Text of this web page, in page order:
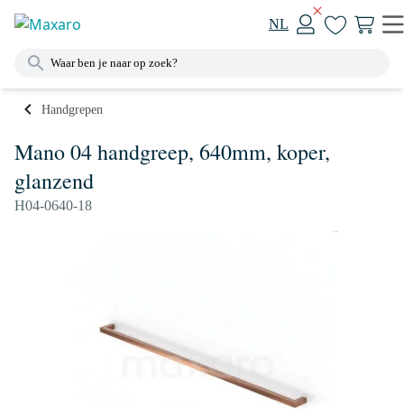
NL
Handgrepen
Mano 04 handgreep, 640mm, koper,
glanzend
H04-0640-18